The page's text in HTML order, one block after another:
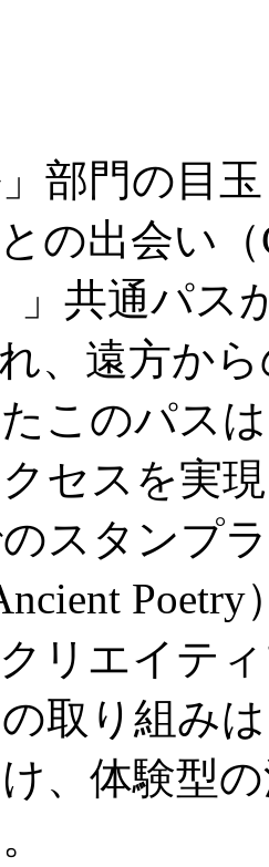
」部門の目
の出会い（
」共通パ
、遠方か
このパス
セスを実
スタンプ
リエイテ
取り組み
、体験型